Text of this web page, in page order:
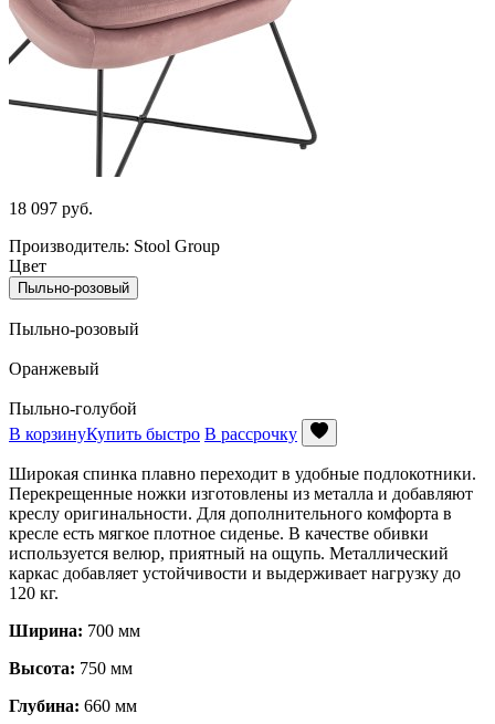
18 097 руб.
Производитель: Stool Group
Цвет
Пыльно-розовый
Пыльно-розовый
Оранжевый
Пыльно-голубой
В корзинуКупить быстро В рассрочку
Широкая спинка плавно переходит в удобные подлокотники.
Перекрещенные ножки изготовлены из металла и добавляют
креслу оригинальности. Для дополнительного комфорта в
кресле есть мягкое плотное сиденье. В качестве обивки
используется велюр, приятный на ощупь. Металлический
каркас добавляет устойчивости и выдерживает нагрузку до
120 кг.
Ширина: 700 мм
Высота: 750 мм
Глубина: 660 мм